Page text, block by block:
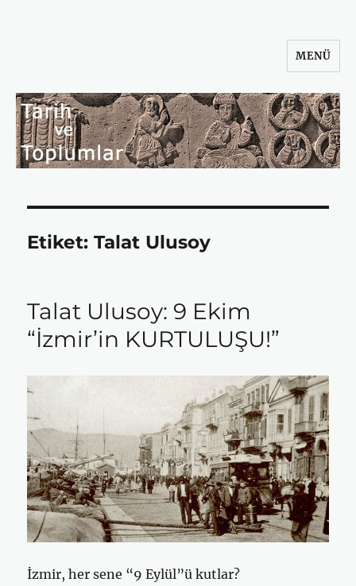
MENÜ
Etiket:Talat Ulusoy
Talat Ulusoy: 9 Ekim
“İzmir’in KURTULUŞU!”
İzmir, her sene “9 Eylül”ü kutlar?